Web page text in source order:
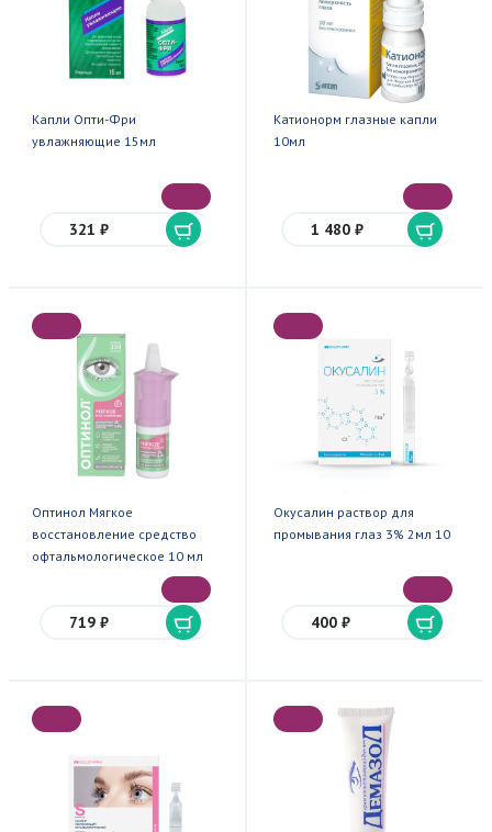
Капли Опти-Фри
увлажняющие 15мл
321 ₽
Катионорм глазные капли
10мл
1 480 ₽
Оптинол Мягкое
восстановление средство
офтальмологическое 10 мл
719 ₽
Окусалин раствор для
промывания глаз 3% 2мл 10
400 ₽